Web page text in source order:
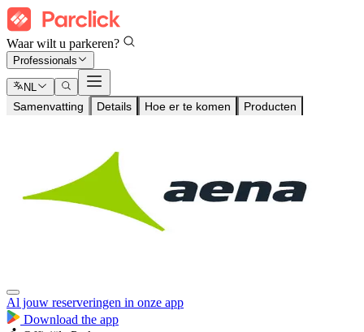
Waar wilt u parkeren?
Professionals
NL
Samenvatting Details Hoe er te komen Producten
Al jouw reserveringen in onze app
Download the app